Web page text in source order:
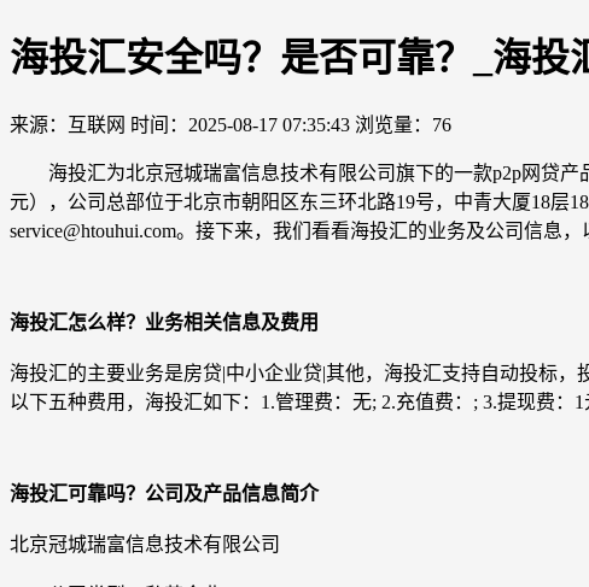
海投汇安全吗？是否可靠？_海投
来源：互联网 时间：2025-08-17 07:35:43 浏览量：76
海投汇为北京冠城瑞富信息技术有限公司旗下的一款p2p网贷产品
元），公司总部位于北京市朝阳区东三环北路19号，中青大厦18层
service@htouhui.com。接下来，我们看看海投汇的业务及公司信息
海投汇怎么样？业务相关信息及费用
海投汇的主要业务是房贷|中小企业贷|其他，海投汇支持自动投标
以下五种费用，海投汇如下：1.管理费：无; 2.充值费：; 3.提现费：
海投汇可靠吗？公司及产品信息简介
北京冠城瑞富信息技术有限公司